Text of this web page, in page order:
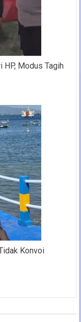
HP, Modus Tagih
Konvoi